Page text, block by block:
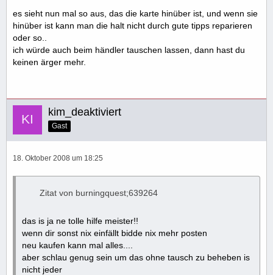
es sieht nun mal so aus, das die karte hinüber ist, und wenn sie
hinüber ist kann man die halt nicht durch gute tipps reparieren
oder so..
ich würde auch beim händler tauschen lassen, dann hast du
keinen ärger mehr.
kim_deaktiviert
Gast
18. Oktober 2008 um 18:25
Zitat von burningquest;639264
das is ja ne tolle hilfe meister!!
wenn dir sonst nix einfällt bidde nix mehr posten
neu kaufen kann mal alles....
aber schlau genug sein um das ohne tausch zu beheben is
nicht jeder